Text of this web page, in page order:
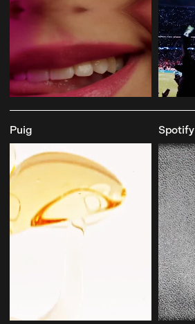
Puig Spotify